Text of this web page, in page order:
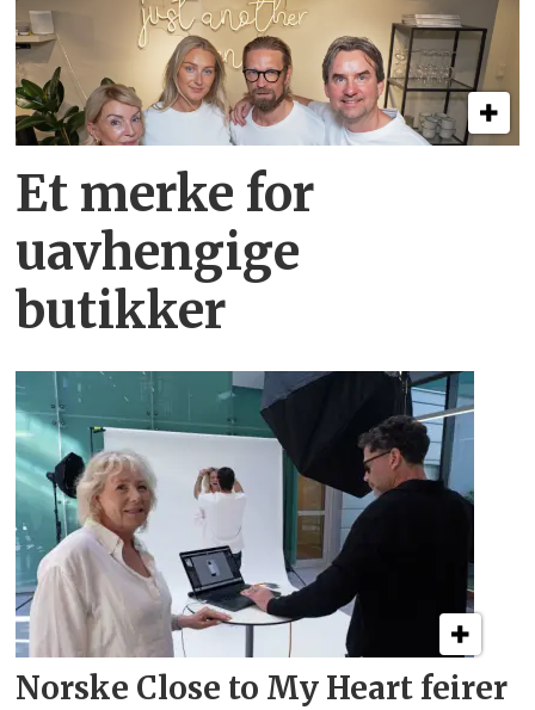
Et merke for
uavhengige
butikker
Norske Close to My Heart feirer